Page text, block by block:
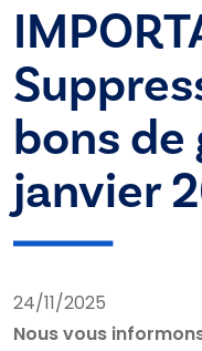
bons de
janvier
24/11/2025
Nous vous